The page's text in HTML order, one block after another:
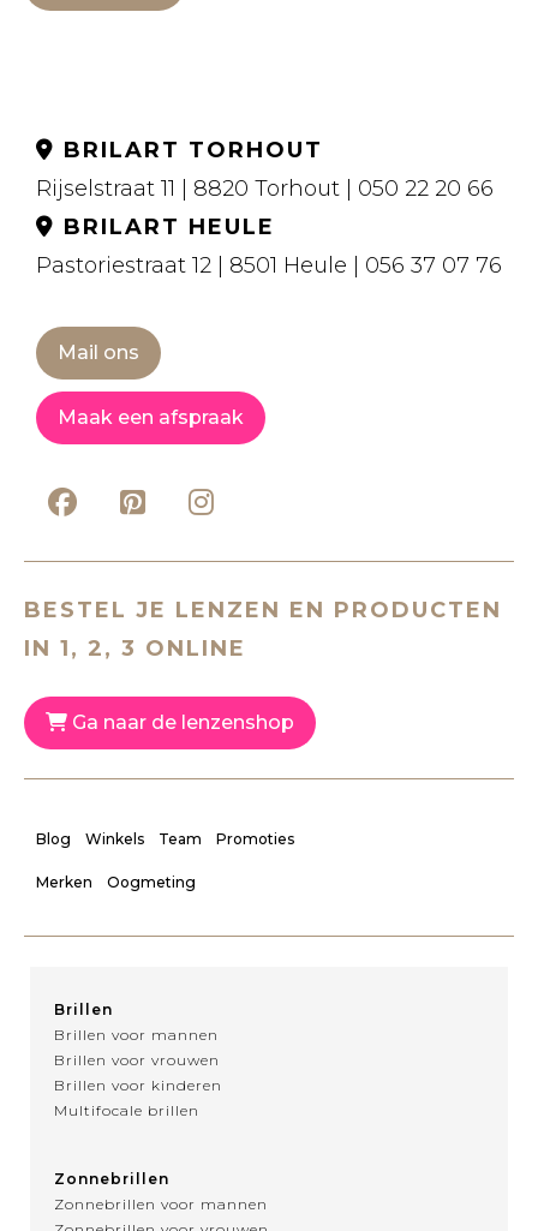
BRILART TORHOUT
Rijselstraat 11 | 8820 Torhout | 050 22 20 66
BRILART HEULE
Pastoriestraat 12 | 8501 Heule | 056 37 07 76
Mail ons
Maak een afspraak
BESTEL JE LENZEN EN PRODUCTEN
IN 1, 2, 3 ONLINE
Ga naar de lenzenshop
Blog Winkels Team Promoties
Merken Oogmeting
Brillen
Brillen voor mannen
Brillen voor vrouwen
Brillen voor kinderen
Multifocale brillen
Zonnebrillen
Zonnebrillen voor mannen